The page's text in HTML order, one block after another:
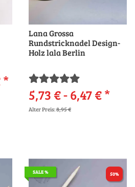
*
Lana Grossa
Rundstricknadel Design-
Holz lala Berlin
5,73 € -6,47 €*
Alter Preis:8,95 €
50%
SALE %